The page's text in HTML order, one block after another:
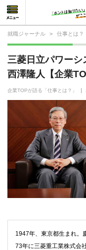
就職ジャーナル > 仕事とは？
三菱日立パワー
西澤隆人【企業
企業TOPが語る「仕事とは？」
1947年、東京都生まれ。
73年に三菱重工業株式会
就活相談
就活ノウハウ
仕事の選び方・ヒント
就活コラム